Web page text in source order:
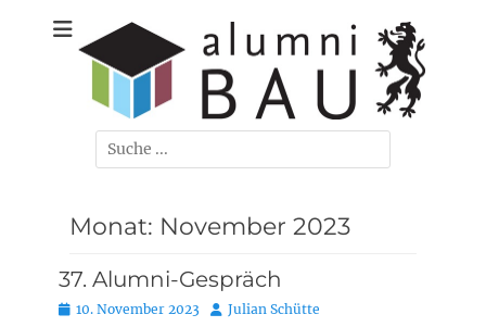
Alumni-Bau
Carolo-
Wihelmina e. V.
Der Ehemaligenverein der Bauingenieure, Umweltingenieure,
Verkehrsingenieure und Wirtschaftsingenieure/Bau der TU
Suchen
nach:
Monat: November 2023
37. Alumni-Gespräch
Posted
10. November 2023 AutorJulian Schütte